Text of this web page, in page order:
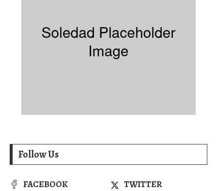
Follow Us
FACEBOOK
TWITTER